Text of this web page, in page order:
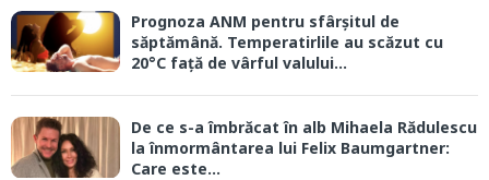
Prognoza ANM pentru sfârșitul de
săptămână. Temperatirlile au scăzut cu
20°C față de vârful valului...
De ce s-a îmbrăcat în alb Mihaela Rădulescu
la înmormântarea lui Felix Baumgartner:
Care este...